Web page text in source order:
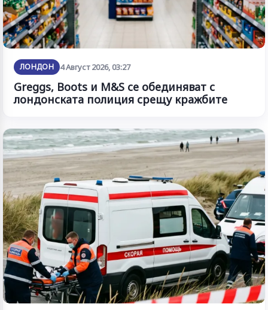
ЛОНДОН 4 Август 2026, 03:27
Greggs, Boots и M&S се обединяват с
лондонската полиция срещу кражбите